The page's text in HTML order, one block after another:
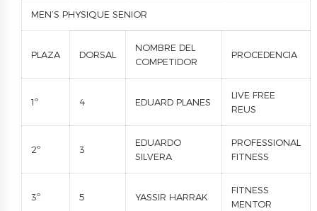
MEN’S PHYSIQUE SENIOR
PLAZA DORSAL
NOMBRE DEL
COMPETIDOR
PROCEDENCIA
1º 4 EDUARD PLANES
LIVE FREE
REUS
2º 3
EDUARDO
SILVERA
PROFESSIONAL
FITNESS
3º 5 YASSIR HARRAK
FITNESS
MENTOR